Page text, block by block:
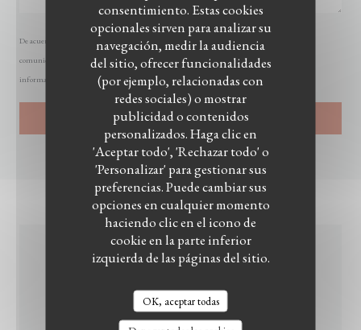
consentimiento. Estas cookies
opcionales sirven para analizar su
navegación, medir la audiencia
del sitio, ofrecer funcionalidades
(por ejemplo, relacionadas con
redes sociales) o mostrar
publicidad o contenidos
personalizados. Haga clic en
'Aceptar todo', 'Rechazar todo' o
'Personalizar' para gestionar sus
preferencias. Puede cambiar sus
opciones en cualquier momento
haciendo clic en el icono de
cookie en la parte inferior
izquierda de las páginas del sitio.
OK, aceptar todas
De acuerdo con la normativa de protección de datos, puede ejercer su derecho a no recibir
comunicaciones comerciales inscribiéndose en la Lista Robinson: listarobinson.es
información sobre el tratamiento de sus datos, consulte nuestrapolítica de privacidad
INFORMACIÓN
GENERAL